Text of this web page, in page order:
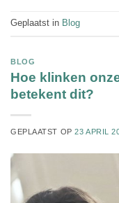
Geplaatst in Blog
BLOG
Hoe klinken
betekent dit?
GEPLAATST OP23 APRIL